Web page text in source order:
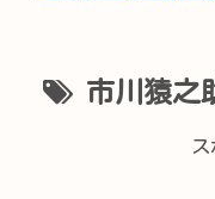
市川猿之